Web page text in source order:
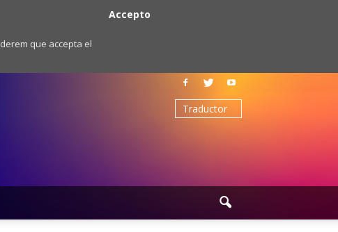
que accepta el
Accepto